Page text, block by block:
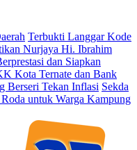
Terbukti Langgar Kode
Nurjaya Hi. Ibrahim
dan Siapkan
Kota Ternate dan Bank
Berseri Tekan Inflasi Sekda
untuk Warga Kampung